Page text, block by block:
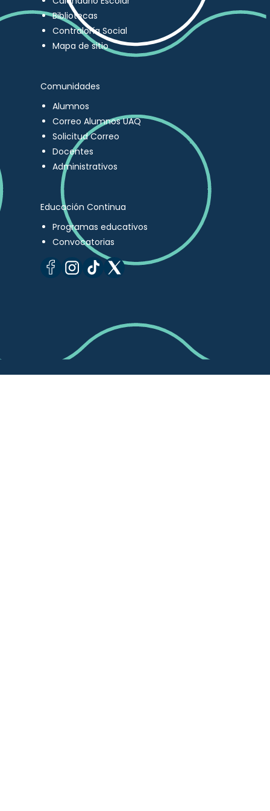
Bibliotecas
Contraloría Social
Mapa de sitio
Comunidades
Alumnos
Correo Alumnos UAQ
Solicitud Correo
Docentes
Administrativos
Educación Continua
Programas educativos
Convocatorias